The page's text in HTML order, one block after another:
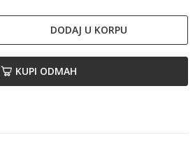
DODAJ U KORPU
KUPI ODMAH